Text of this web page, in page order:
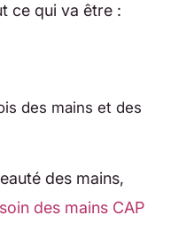
ce qui va être :
des mains et des
des mains,
des mains CAP